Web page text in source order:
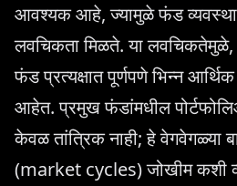
आवश्यक आहे, ज्यामुळे फंड
लवचिकता मिळते. या लवचिकतेमुळे,
फंड प्रत्यक्षात पूर्णपणे भिन्न
आहेत. प्रमुख फंडांमधील
केवळ तांत्रिक नाही; हे वेगवेगळ्या
(market cycles) जोखीम कशी